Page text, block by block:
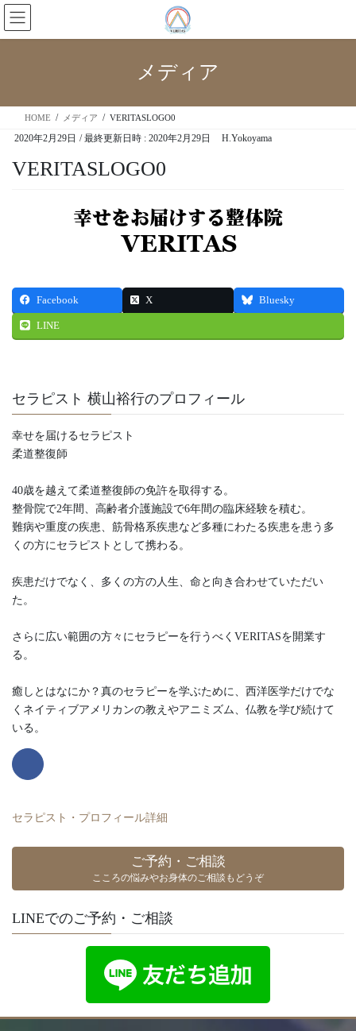
メディア
HOME メディア VERITASLOGO0
2020年2月29日 / 最終更新日時 : 2020年2月29日 H.Yokoyama
VERITASLOGO0
Facebook X Bluesky
LINE
セラピスト 横山裕行のプロフィール
幸せを届けるセラピスト
柔道整復師
40歳を越えて柔道整復師の免許を取得する。
整骨院で2年間、高齢者介護施設で6年間の臨床経験を積む。
難病や重度の疾患、筋骨格系疾患など多種にわたる疾患を患う多
くの方にセラピストとして携わる。
疾患だけでなく、多くの方の人生、命と向き合わせていただい
た。
さらに広い範囲の方々にセラピーを行うべくVERITASを開業す
る。
癒しとはなにか？真のセラピーを学ぶために、西洋医学だけでな
くネイティブアメリカンの教えやアニミズム、仏教を学び続けて
いる。
セラピスト・プロフィール詳細
ご予約・ご相談
こころの悩みやお身体のご相談もどうぞ
LINEでのご予約・ご相談